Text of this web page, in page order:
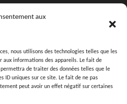
aux
nous utilisons des technologies telles que les
aux informations des appareils. Le fait de
de traiter des données telles que le
ID uniques sur ce site. Le fait de ne pas
peut avoir un effet négatif sur certaines